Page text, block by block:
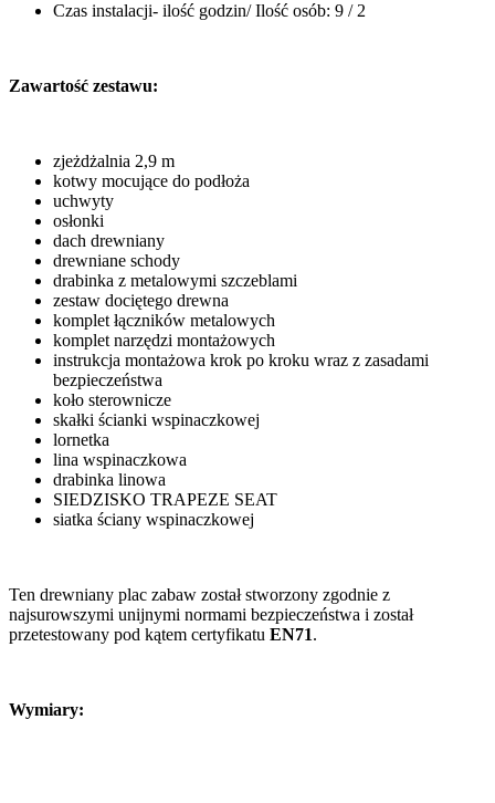
Czas instalacji- ilość godzin/ Ilość osób: 9 / 2
Zawartość zestawu:
zjeżdżalnia 2,9 m
kotwy mocujące do podłoża
uchwyty
osłonki
dach drewniany
drewniane schody
drabinka z metalowymi szczeblami
zestaw dociętego drewna
komplet łączników metalowych
komplet narzędzi montażowych
instrukcja montażowa krok po kroku wraz z zasadami
bezpieczeństwa
koło sterownicze
skałki ścianki wspinaczkowej
lornetka
lina wspinaczkowa
drabinka linowa
SIEDZISKO TRAPEZE SEAT
siatka ściany wspinaczkowej
Ten drewniany plac zabaw został stworzony zgodnie z
najsurowszymi unijnymi normami bezpieczeństwa i został
przetestowany pod kątem certyfikatu EN71.
Wymiary: